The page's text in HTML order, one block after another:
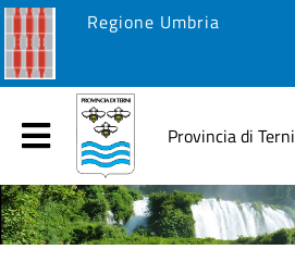
Regione Umbria
Provincia di Terni